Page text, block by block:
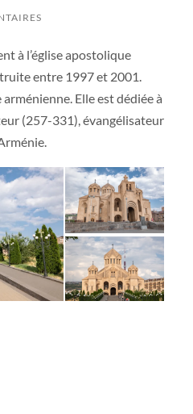
à l’église apostolique
entre 1997 et 2001.
arménienne. Elle est dédiée à
(257-331), évangélisateur